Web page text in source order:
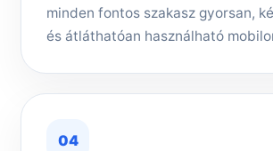
minden fontos szakasz gyorsan,
és átláthatóan használható
04